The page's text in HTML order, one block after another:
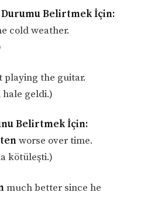
Durumu Belirtmek İçin:
cold weather.
playing the guitar.
geldi.)
Belirtmek İçin:
worse over time.
kötüleşti.)
much better since he